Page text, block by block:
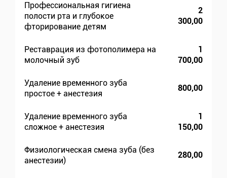
Профессиональная гигиена
полости рта и глубокое
фторирование детям
2
300,00
Реставрация из фотополимера на
молочный зуб
1
700,00
Удаление временного зуба
простое + анестезия
800,00
Удаление временного зуба
сложное + анестезия
1
150,00
Физиологическая смена зуба (без
анестезии)
280,00